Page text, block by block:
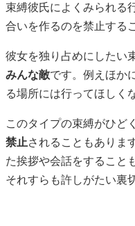
束縛彼氏によくみられる
合いを作るのを禁止する
彼女を独り占めにしたい
みんな敵です。例えほか
る場所には行ってほしく
このタイプの束縛がひど
禁止されることもありま
た挨拶や会話をすること
それすらも許しがたい裏